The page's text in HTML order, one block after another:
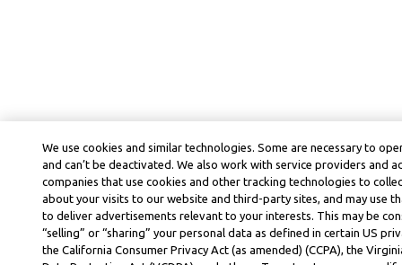
We use cookies and similar technologies. Some are necessary to
and can’t be deactivated. We also work with service providers and
companies that use cookies and other tracking technologies to
about your visits to our website and third-party sites, and may use
to deliver advertisements relevant to your interests. This may be
“selling” or “sharing” your personal data as defined in certain US
the California Consumer Privacy Act (as amended) (CCPA), the